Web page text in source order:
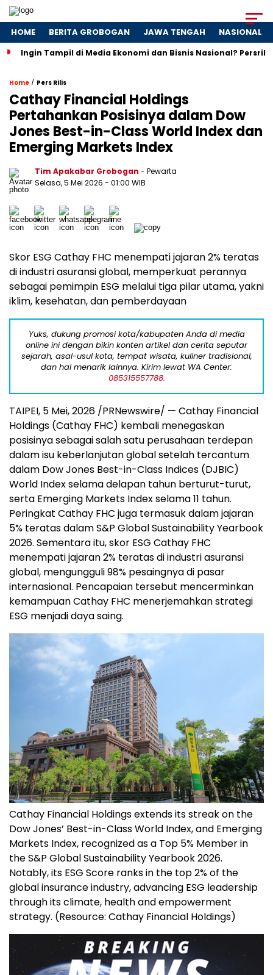
HOME BERITA GROBOGAN JAWA TENGAH NASIONAL
Ingin Tampil di Media Ekonomi dan Bisnis Nasional?
Home / Pers Rilis
Cathay Financial Holdings
Pertahankan Posisinya dalam Dow
Jones Best-in-Class World Index dan
Emerging Markets Index
Tim Apakabar Grobogan - Pewarta
Selasa, 5 Mei 2026 - 01:00 WIB
Skor ESG Cathay FHC menempati jajaran 2% teratas
di industri asuransi global, memperkuat perannya
sebagai pemimpin ESG melalui tiga pilar utama, yakni
iklim, kesehatan, dan pemberdayaan
Yuks, dukung promosi kota/kabupaten Anda di media
online ini dengan bikin konten artikel dan cerita seputar
sejarah, asal-usul kota, tempat wisata, kuliner tradisional,
dan hal menarik lainnya. Kirim lewat WA Center:
085315557788.
TAIPEI, 5 Mei, 2026 /PRNewswire/ — Cathay Financial
Holdings (Cathay FHC) kembali menegaskan
posisinya sebagai salah satu perusahaan terdepan
dalam isu keberlanjutan global setelah tercantum
dalam Dow Jones Best-in-Class Indices (DJBIC)
World Index selama delapan tahun berturut-turut,
serta Emerging Markets Index selama 11 tahun.
Peringkat Cathay FHC juga termasuk dalam jajaran
5% teratas dalam S&P Global Sustainability Yearbook
2026. Sementara itu, skor ESG Cathay FHC
menempati jajaran 2% teratas di industri asuransi
global, mengungguli 98% pesaingnya di pasar
internasional. Pencapaian tersebut mencerminkan
kemampuan Cathay FHC menerjemahkan strategi
ESG menjadi daya saing.
Cathay Financial Holdings extends its streak on the
Dow Jones’ Best-in-Class World Index, and Emerging
Markets Index, recognized as a Top 5% Member in
the S&P Global Sustainability Yearbook 2026.
Notably, its ESG Score ranks in the top 2% of the
global insurance industry, advancing ESG leadership
through its climate, health and empowerment
strategy. (Resource: Cathay Financial Holdings)